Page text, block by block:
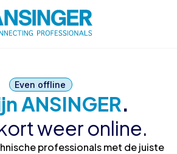
Even offline
ANSINGER.
weer online.
professionals met de juiste